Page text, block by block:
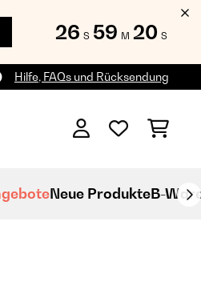
26 S 59 M 19 S
Hilfe, FAQs und Rücksendung
Neue ProdukteB-